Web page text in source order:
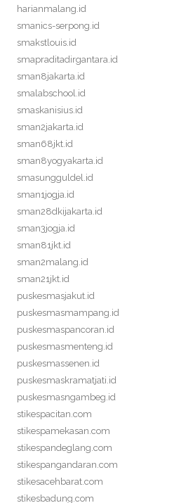
harianmalang.id
smanics-serpong.id
smakstlouis.id
smapraditadirgantara.id
sman8jakarta.id
smalabschool.id
smaskanisius.id
sman2jakarta.id
sman68jkt.id
sman8yogyakarta.id
smasungguldel.id
sman1jogja.id
sman28dkijakarta.id
sman3jogja.id
sman81jkt.id
sman2malang.id
sman21jkt.id
puskesmasjakut.id
puskesmasmampang.id
puskesmaspancoran.id
puskesmasmenteng.id
puskesmassenen.id
puskesmaskramatjati.id
puskesmasngambeg.id
stikespacitan.com
stikespamekasan.com
stikespandeglang.com
stikespangandaran.com
stikesacehbarat.com
stikesbadung.com